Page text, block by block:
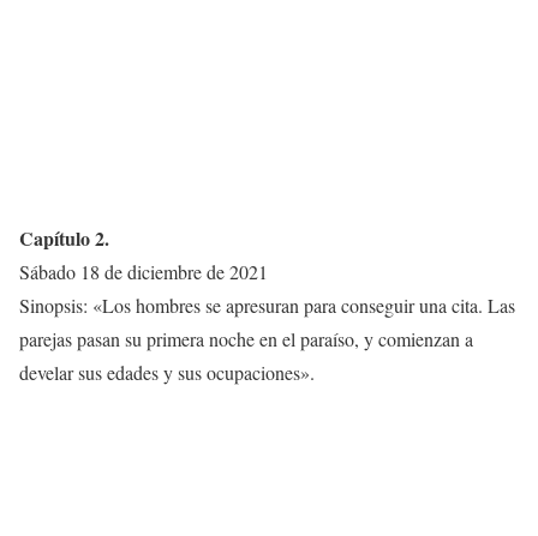
Capítulo 2.
Sábado 18 de diciembre de 2021
Sinopsis: «Los hombres se apresuran para conseguir una cita. Las
parejas pasan su primera noche en el paraíso, y comienzan a
develar sus edades y sus ocupaciones».